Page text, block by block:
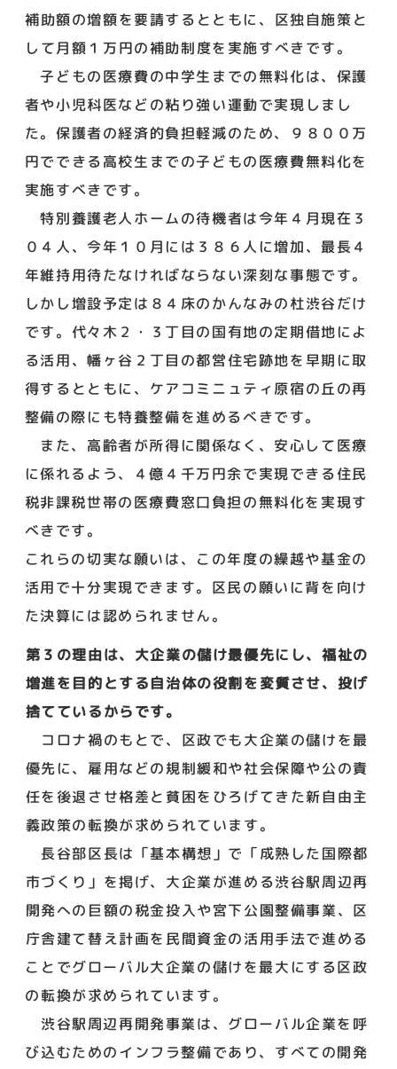
補助額の増額を要請するとともに、区独自施策と
して月額１万円の補助制度を実施すべきです。
子どもの医療費の中学生までの無料化は、保護
者や小児科医などの粘り強い運動で実現しまし
た。保護者の経済的負担軽減のため、９８００万
円でできる高校生までの子どもの医療費無料化を
実施すべきです。
特別養護老人ホームの待機者は今年４月現在３
０４人、今年１０月には３８６人に増加、最長４
年維持用待たなければならない深刻な事態です。
しかし増設予定は８４床のかんなみの杜渋谷だけ
です。代々木２・３丁目の国有地の定期借地によ
る活用、幡ヶ谷２丁目の都営住宅跡地を早期に取
得するとともに、ケアコミニュティ原宿の丘の再
整備の際にも特養整備を進めるべきです。
また、高齢者が所得に関係なく、安心して医療
に係れるよう、４億４千万円余で実現できる住民
税非課税世帯の医療費窓口負担の無料化を実現す
べきです。
これらの切実な願いは、この年度の繰越や基金の
活用で十分実現できます。区民の願いに背を向け
た決算には認められません。
第３の理由は、大企業の儲け最優先にし、福祉の
増進を目的とする自治体の役割を変質させ、投げ
捨てているからです。
コロナ禍のもとで、区政でも大企業の儲けを最
優先に、雇用などの規制緩和や社会保障や公の責
任を後退させ格差と貧困をひろげてきた新自由主
義政策の転換が求められています。
長谷部区長は「基本構想」で「成熟した国際都
市づくり」を掲げ、大企業が進める渋谷駅周辺再
開発への巨額の税金投入や宮下公園整備事業、区
庁舎建て替え計画を民間資金の活用手法で進める
ことでグローバル大企業の儲けを最大にする区政
の転換が求められています。
渋谷駅周辺再開発事業は、グローバル企業を呼
び込むためのインフラ整備であり、すべての開発